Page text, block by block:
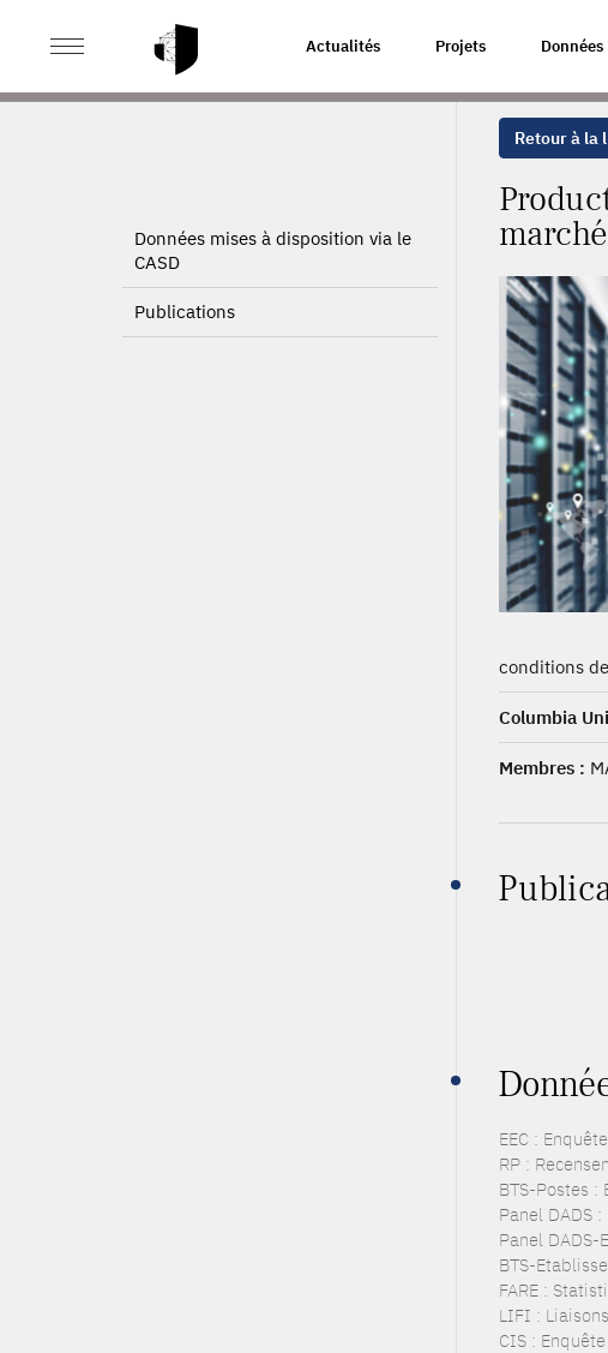
Actualités Projets Données
ACCUEIL PRODUCTIVITÉ OU PROFIT ? L'EFFET
Données mises à disposition via le
CASD
Publications
Retour à la
conditions
Columbia
Membres :
EEC :
RP :
BTS-Postes :
Panel DADS
Panel DADS-
BTS-
FARE :
LIFI :
CIS :